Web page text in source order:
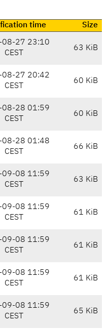
time
Size
08-27 23:10
CEST
63 KiB
08-27 20:42
CEST
60 KiB
08-28 01:59
CEST
60 KiB
08-28 01:48
CEST
66 KiB
09-08 11:59
CEST
63 KiB
09-08 11:59
CEST
61 KiB
09-08 11:59
CEST
61 KiB
09-08 11:59
CEST
61 KiB
09-08 11:59
CEST
65 KiB